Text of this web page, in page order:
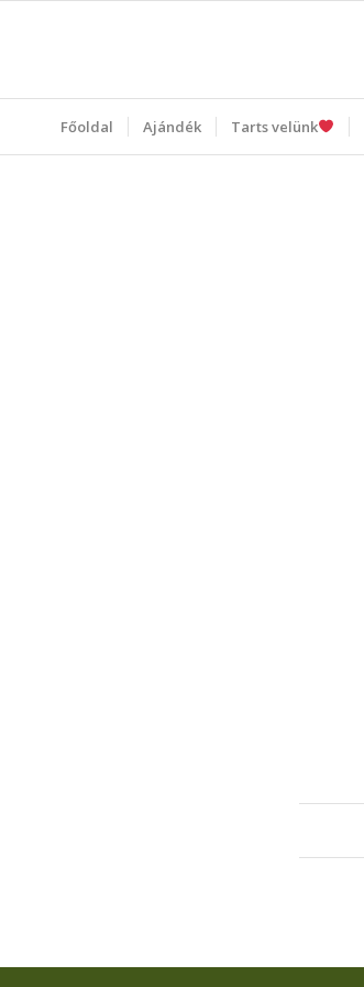
Főoldal Ajándék Tarts velünk